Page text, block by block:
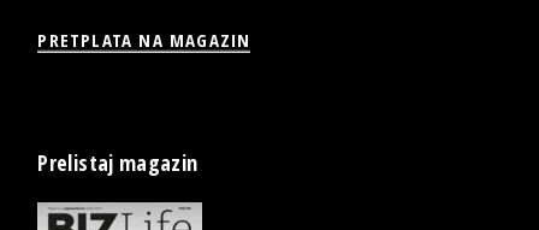
PRETPLATA NA MAGAZIN
Prelistaj magazin